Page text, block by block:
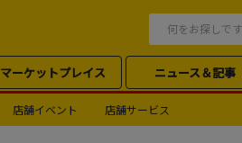
マーケットプレイス ニュース＆記事
店舗イベント 店舗サービス